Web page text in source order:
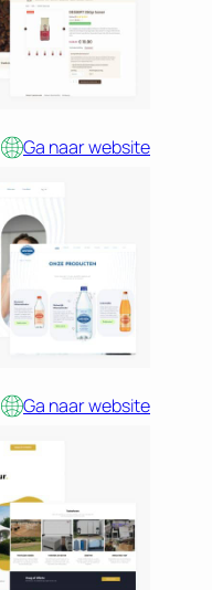
Ga naar website
Ga naar website